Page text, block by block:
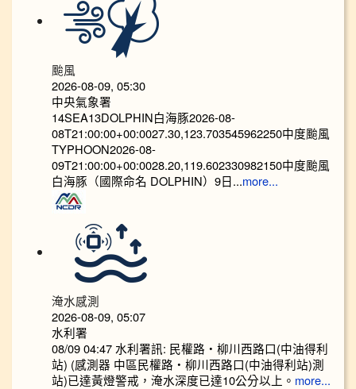
颱風
2026-08-09, 05:30
中央氣象署
14SEA13DOLPHIN白海豚2026-08-
08T21:00:00+00:0027.30,123.703545962250中度颱風
TYPHOON2026-08-
09T21:00:00+00:0028.20,119.602330982150中度颱風
白海豚（國際命名 DOLPHIN）9日...more...
淹水感測
2026-08-09, 05:07
水利署
08/09 04:47 水利署訊: 民權路‧柳川西路口(中油得利
站) (感測器 中區民權路‧柳川西路口(中油得利站)測
站)已達黃燈警戒，淹水深度已達10公分以上。​​​ more...